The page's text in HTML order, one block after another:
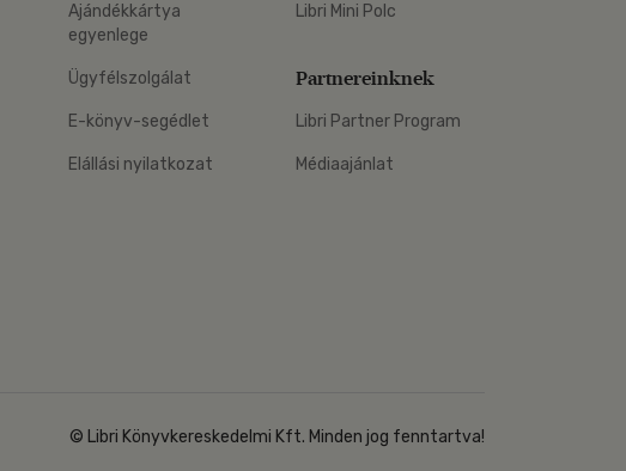
Ajándékkártya
egyenlege
Ügyfélszolgálat
E-könyv-segédlet
Elállási nyilatkozat
Libri Mini Polc
Partnereinknek
Libri Partner Program
Médiaajánlat
© Libri Könyvkereskedelmi Kft. Minden jog fenntartva!